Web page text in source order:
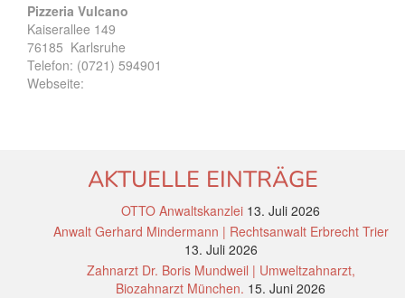
Pizzeria Vulcano
Kaiserallee 149
76185 Karlsruhe
Telefon: (0721) 594901
Webseite:
AKTUELLE EINTRÄGE
OTTO Anwaltskanzlei 13. Juli 2026
Anwalt Gerhard Mindermann | Rechtsanwalt Erbrecht Trier
13. Juli 2026
Zahnarzt Dr. Boris Mundweil | Umweltzahnarzt,
Biozahnarzt München. 15. Juni 2026